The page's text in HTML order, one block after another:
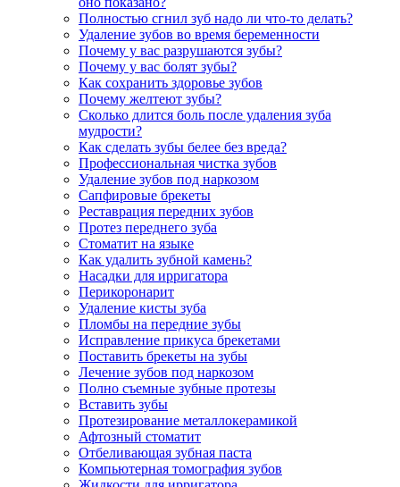
Полностью сгнил зуб надо ли что-то делать?
Удаление зубов во время беременности
Почему у вас разрушаются зубы?
Почему у вас болят зубы?
Как сохранить здоровье зубов
Почему желтеют зубы?
Сколько длится боль после удаления зуба
мудрости?
Как сделать зубы белее без вреда?
Профессиональная чистка зубов
Удаление зубов под наркозом
Сапфировые брекеты
Реставрация передних зубов
Протез переднего зуба
Стоматит на языке
Как удалить зубной камень?
Насадки для ирригатора
Перикоронарит
Удаление кисты зуба
Пломбы на передние зубы
Исправление прикуса брекетами
Поставить брекеты на зубы
Лечение зубов под наркозом
Полно съемные зубные протезы
Вставить зубы
Протезирование металлокерамикой
Афтозный стоматит
Отбеливающая зубная паста
Компьютерная томография зубов